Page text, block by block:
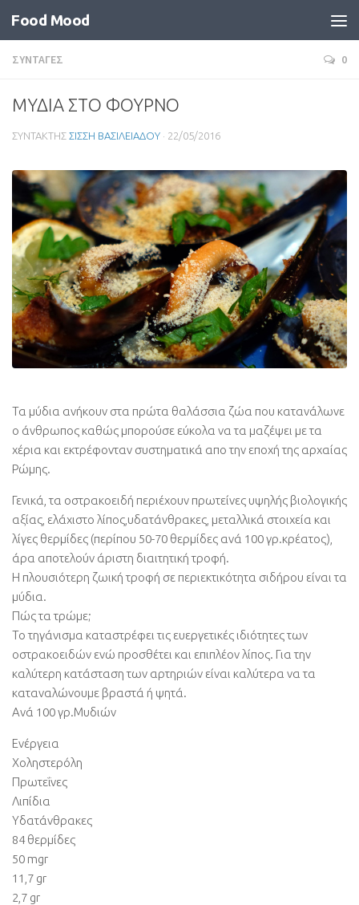
Food Mood
ΣΥΝΤΑΓΕΣ 0
ΜΥΔΙΑ ΣΤΟ ΦΟΥΡΝΟ
ΣΥΝΤΑΚΤΗΣ ΣΙΣΣΗ ΒΑΣΙΛΕΙΑΔΟΥ · 22/05/2016
Τα μύδια ανήκουν στα πρώτα θαλάσσια ζώα που κατανάλωνε
ο άνθρωπος καθώς μπορούσε εύκολα να τα μαζέψει με τα
χέρια και εκτρέφονταν συστηματικά απο την εποχή της αρχαίας
Ρώμης.
Γενικά, τα οστρακοειδή περιέχουν πρωτείνες υψηλής βιολογικής
αξίας, ελάχιστο λίπος,υδατάνθρακες, μεταλλικά στοιχεία και
λίγες θερμίδες (περίπου 50-70 θερμίδες ανά 100 γρ.κρέατος),
άρα αποτελούν άριστη διαιτητική τροφή.
Η πλουσιότερη ζωική τροφή σε περιεκτικότητα σιδήρου είναι τα
μύδια.
Πώς τα τρώμε;
Το τηγάνισμα καταστρέφει τις ευεργετικές ιδιότητες των
οστρακοειδών ενώ προσθέτει και επιπλέον λίπος. Για την
καλύτερη κατάσταση των αρτηριών είναι καλύτερα να τα
καταναλώνουμε βραστά ή ψητά.
Ανά 100 γρ.Μυδιών
Ενέργεια
Χοληστερόλη
Πρωτεΐνες
Λιπίδια
Υδατάνθρακες
84 θερμίδες
50 mgr
11,7 gr
2,7 gr